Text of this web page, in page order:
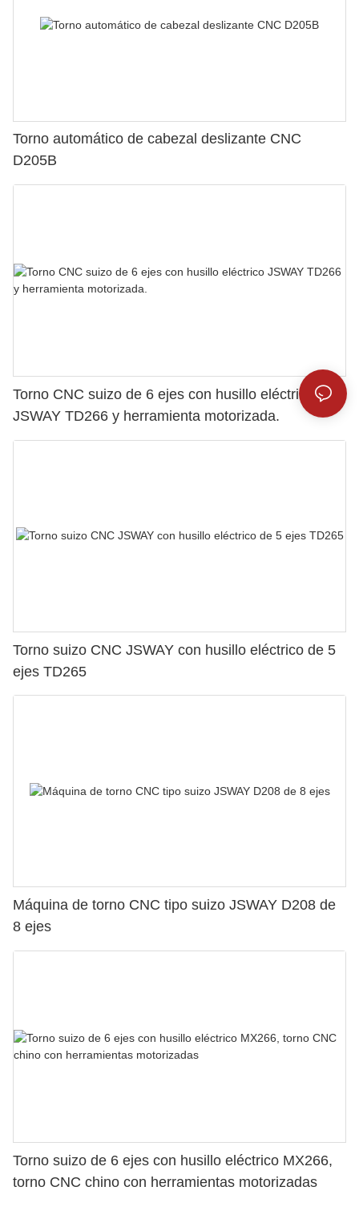
Torno automático de cabezal deslizante CNC
D205B
Torno CNC suizo de 6 ejes con husillo eléctrico
JSWAY TD266 y herramienta motorizada.
Torno suizo CNC JSWAY con husillo eléctrico de 5
ejes TD265
Máquina de torno CNC tipo suizo JSWAY D208 de
8 ejes
Torno suizo de 6 ejes con husillo eléctrico MX266,
torno CNC chino con herramientas motorizadas